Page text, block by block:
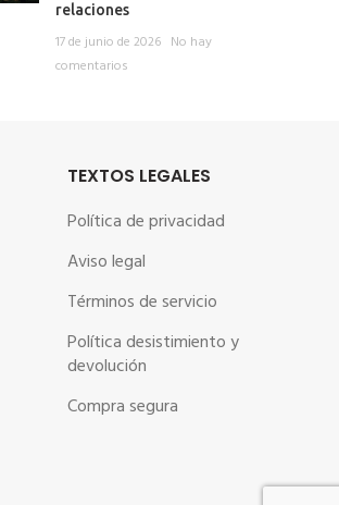
relaciones
17 de junio de 2026 No hay
comentarios
TEXTOS LEGALES
Política de privacidad
Aviso legal
Términos de servicio
Política desistimiento y
devolución
Compra segura